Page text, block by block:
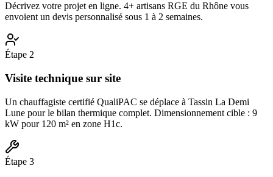
Décrivez votre projet en ligne. 4+ artisans RGE du Rhône vous
envoient un devis personnalisé sous 1 à 2 semaines.
Étape 2
Visite technique sur site
Un chauffagiste certifié QualiPAC se déplace à Tassin La Demi
Lune pour le bilan thermique complet. Dimensionnement cible : 9
kW pour 120 m² en zone H1c.
Étape 3